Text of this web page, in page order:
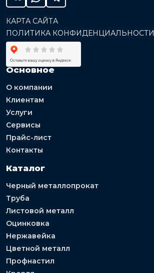
КАРТА САЙТА
ПОЛИТИКА КОНФИДЕНЦИАЛЬНОСТИ
Основное
О компании
Клиентам
Услуги
Сервисы
Прайс-лист
Контакты
Каталог
Черный металлопрокат
Труба
Листовой металл
Оцинковка
Нержавейка
Цветной металл
Профнастил